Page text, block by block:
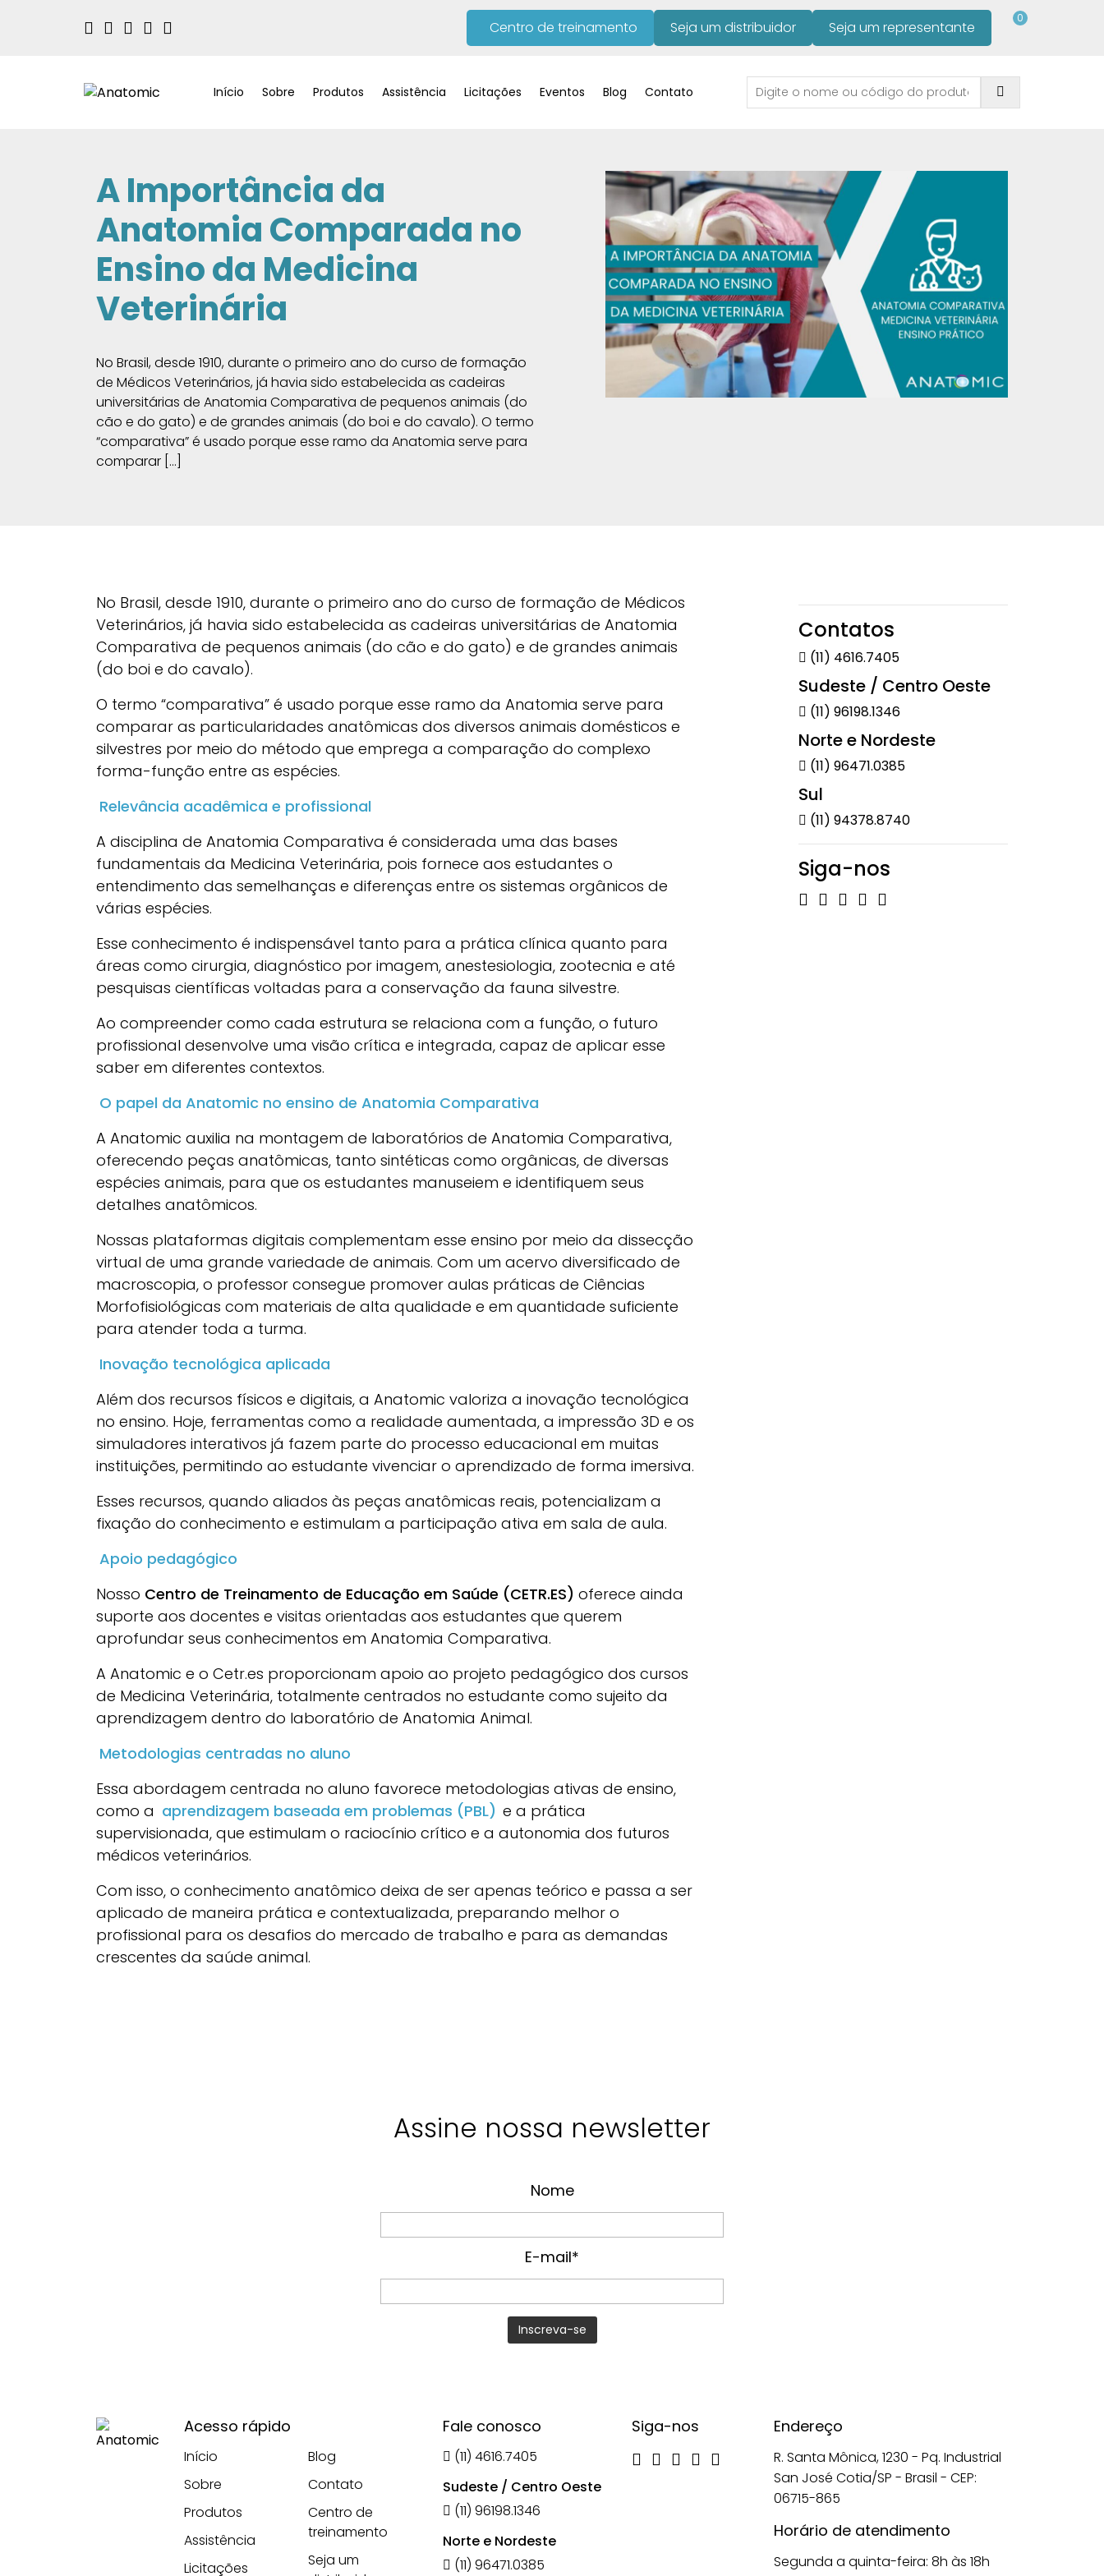
Centro de treinamento Seja um distribuidor Seja um representante
0
Início Sobre Produtos Assistência Licitações Eventos Blog Contato
A Importância da
Anatomia Comparada no
Ensino da Medicina
Veterinária
No Brasil, desde 1910, durante o primeiro ano do curso de formação
de Médicos Veterinários, já havia sido estabelecida as cadeiras
universitárias de Anatomia Comparativa de pequenos animais (do
cão e do gato) e de grandes animais (do boi e do cavalo). O termo
“comparativa” é usado porque esse ramo da Anatomia serve para
comparar […]
No Brasil, desde 1910, durante o primeiro ano do curso de formação de Médicos
Veterinários, já havia sido estabelecida as cadeiras universitárias de Anatomia
Comparativa de pequenos animais (do cão e do gato) e de grandes animais
(do boi e do cavalo).
O termo “comparativa” é usado porque esse ramo da Anatomia serve para
comparar as particularidades anatômicas dos diversos animais domésticos e
silvestres por meio do método que emprega a comparação do complexo
forma-função entre as espécies.
Relevância acadêmica e profissional
A disciplina de Anatomia Comparativa é considerada uma das bases
fundamentais da Medicina Veterinária, pois fornece aos estudantes o
entendimento das semelhanças e diferenças entre os sistemas orgânicos de
várias espécies.
Esse conhecimento é indispensável tanto para a prática clínica quanto para
áreas como cirurgia, diagnóstico por imagem, anestesiologia, zootecnia e até
pesquisas científicas voltadas para a conservação da fauna silvestre.
Ao compreender como cada estrutura se relaciona com a função, o futuro
profissional desenvolve uma visão crítica e integrada, capaz de aplicar esse
saber em diferentes contextos.
O papel da Anatomic no ensino de Anatomia Comparativa
A Anatomic auxilia na montagem de laboratórios de Anatomia Comparativa,
oferecendo peças anatômicas, tanto sintéticas como orgânicas, de diversas
espécies animais, para que os estudantes manuseiem e identifiquem seus
detalhes anatômicos.
Nossas plataformas digitais complementam esse ensino por meio da dissecção
virtual de uma grande variedade de animais. Com um acervo diversificado de
macroscopia, o professor consegue promover aulas práticas de Ciências
Morfofisiológicas com materiais de alta qualidade e em quantidade suficiente
para atender toda a turma.
Inovação tecnológica aplicada
Além dos recursos físicos e digitais, a Anatomic valoriza a inovação tecnológica
no ensino. Hoje, ferramentas como a realidade aumentada, a impressão 3D e os
simuladores interativos já fazem parte do processo educacional em muitas
instituições, permitindo ao estudante vivenciar o aprendizado de forma imersiva.
Esses recursos, quando aliados às peças anatômicas reais, potencializam a
fixação do conhecimento e estimulam a participação ativa em sala de aula.
Apoio pedagógico
Nosso Centro de Treinamento de Educação em Saúde (CETR.ES) oferece ainda
suporte aos docentes e visitas orientadas aos estudantes que querem
aprofundar seus conhecimentos em Anatomia Comparativa.
A Anatomic e o Cetr.es proporcionam apoio ao projeto pedagógico dos cursos
de Medicina Veterinária, totalmente centrados no estudante como sujeito da
aprendizagem dentro do laboratório de Anatomia Animal.
Metodologias centradas no aluno
Essa abordagem centrada no aluno favorece metodologias ativas de ensino,
como a aprendizagem baseada em problemas (PBL) e a prática
supervisionada, que estimulam o raciocínio crítico e a autonomia dos futuros
médicos veterinários.
Com isso, o conhecimento anatômico deixa de ser apenas teórico e passa a ser
aplicado de maneira prática e contextualizada, preparando melhor o
profissional para os desafios do mercado de trabalho e para as demandas
crescentes da saúde animal.
Contatos
(11) 4616.7405
Sudeste / Centro Oeste
(11) 96198.1346
Norte e Nordeste
(11) 96471.0385
Sul
(11) 94378.8740
Siga-nos
Assine nossa newsletter
Nome
E-mail*
Acesso rápido
Início
Sobre
Produtos
Assistência
Licitações
Blog
Contato
Centro de
treinamento
Seja um
Fale conosco
(11) 4616.7405
Sudeste / Centro Oeste
(11) 96198.1346
Norte e Nordeste
(11) 96471.0385
Siga-nos Endereço
R. Santa Mônica, 1230 - Pq. Industrial
San José Cotia/SP - Brasil - CEP:
06715-865
Horário de atendimento
Segunda a quinta-feira: 8h às 18h